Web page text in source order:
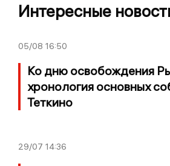
Интересные
05/08 16:50
Ко дню освобождения
хронология основных
Теткино
29/07 14:36